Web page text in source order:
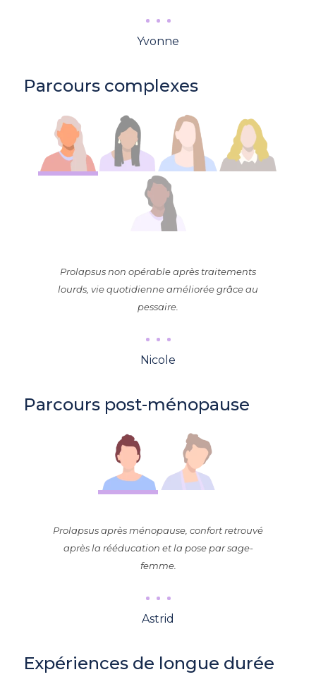
Yvonne
Parcours complexes
Prolapsus non opérable après traitements
lourds, vie quotidienne améliorée grâce au
pessaire.
Nicole
Parcours post-ménopause
Prolapsus après ménopause, confort retrouvé
après la rééducation et la pose par sage-
femme.
Astrid
Expériences de longue durée